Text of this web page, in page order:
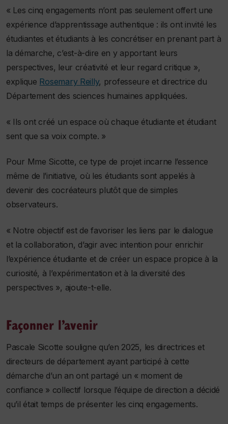
« Les cinq engagements n’ont pas seulement offert une
expérience d’apprentissage authentique : ils ont invité les
étudiantes et étudiants à les concrétiser en prenant part à
la démarche, c’est-à-dire en y apportant leurs
perspectives, leur créativité et leur regard critique »,
explique Rosemary Reilly, professeure et directrice du
Département des sciences humaines appliquées.
« Ils ont créé un espace où chaque étudiante et étudiant
sent que sa voix compte. »
Pour Mme Sicotte, ce type de projet incarne l’essence
même de l’initiative, où les étudiants sont appelés à
devenir des cocréateurs plutôt que de simples
observateurs.
« Notre objectif est de favoriser les liens par le dialogue
et la collaboration, d’agir avec intention pour enrichir
l’expérience étudiante et de créer un espace propice à la
curiosité, à l’expérimentation et à la diversité des
perspectives », ajoute-t-elle.
Façonner l’avenir
Pascale Sicotte souligne qu’en 2025, les directrices et
directeurs de département ayant participé à cette
démarche d’un an ont partagé un « moment de
confiance » collectif lorsque l’équipe de direction a décidé
qu’il était temps de présenter les cinq engagements.